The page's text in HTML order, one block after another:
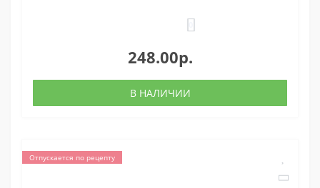
248.00р.
В НАЛИЧИИ
Отпускается по рецепту